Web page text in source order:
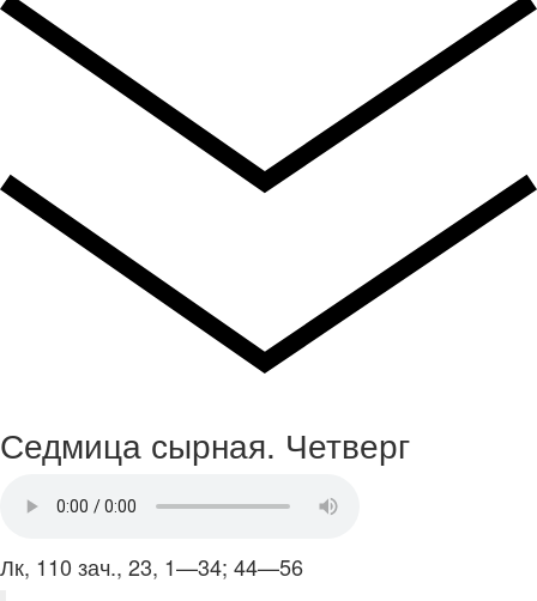
Седмица сырная. Четверг
Лк, 110 зач., 23, 1—34; 44—56